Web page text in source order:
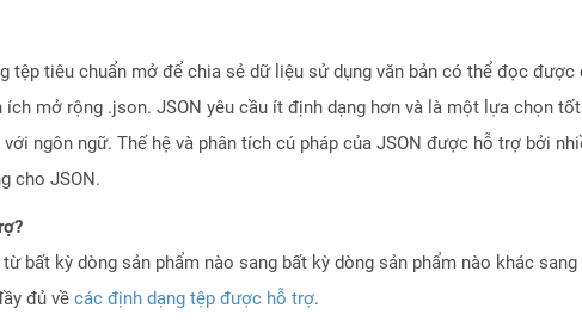
tệp tiêu chuẩn mở để chia sẻ dữ liệu sử dụng văn bản có thể đọc
mở rộng .json. JSON yêu cầu ít định dạng hơn và là một lựa chọn
ngôn ngữ. Thế hệ và phân tích cú pháp của JSON được hỗ trợ bởi
cho JSON.
kỳ dòng sản phẩm nào sang bất kỳ dòng sản phẩm nào khác sang
đủ về các định dạng tệp được hỗ trợ.